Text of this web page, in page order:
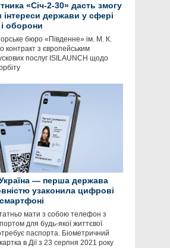
«Січ-2-30» дасть змогу
інтереси держави у сфері
оборони
бюро «Південне» ім. М. К.
контракт з європейським
послуг ISILAUNCH щодо
— перша держава
узаконила цифрові
мати з собою телефон з
для будь-якої життєвої
паспорта. Біометричний
в Дії з 23 серпня 2021 року